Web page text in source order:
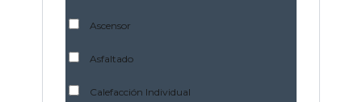
Ascensor
Asfaltado
Calefacción Individual